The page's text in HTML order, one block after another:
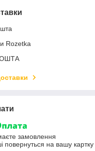
Rozetka
замовлення
повернуться на вашу картку